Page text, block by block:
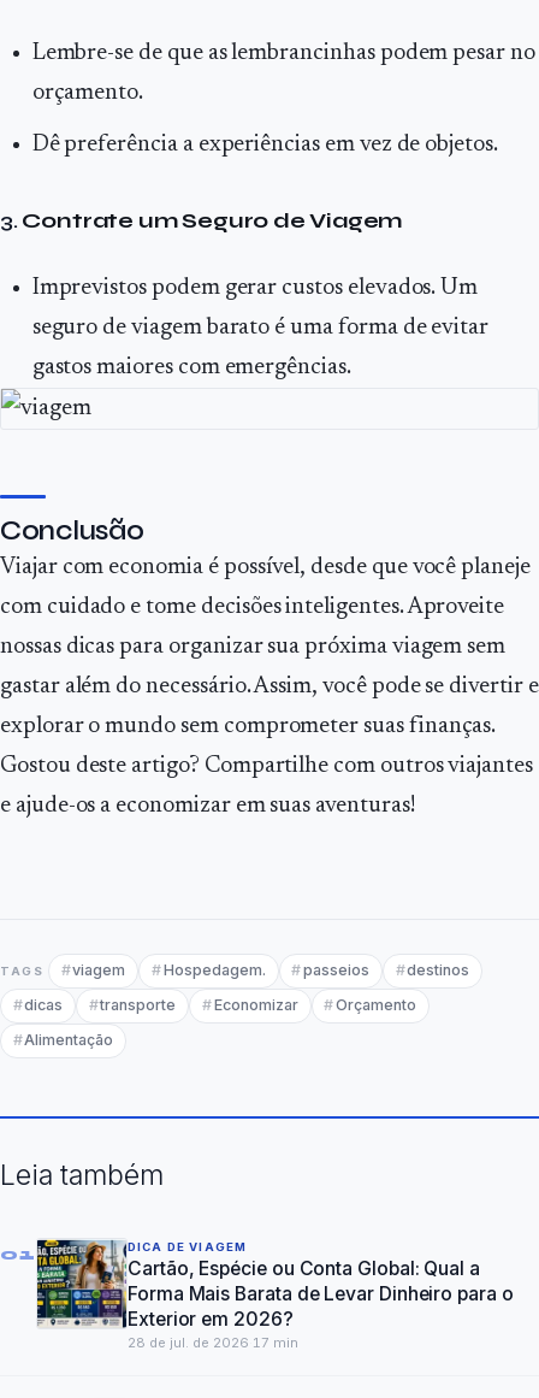
Lembre-se de que as lembrancinhas podem pesar no
orçamento.
Dê preferência a experiências em vez de objetos.
3. Contrate um Seguro de Viagem
Imprevistos podem gerar custos elevados. Um
seguro de viagem barato é uma forma de evitar
gastos maiores com emergências.
Conclusão
Viajar com economia é possível, desde que você planeje
com cuidado e tome decisões inteligentes. Aproveite
nossas dicas para organizar sua próxima viagem sem
gastar além do necessário. Assim, você pode se divertir e
explorar o mundo sem comprometer suas finanças.
Gostou deste artigo? Compartilhe com outros viajantes
e ajude-os a economizar em suas aventuras!
TAGS viagem Hospedagem. passeios
destinos
dicas
transporte Economizar
Orçamento
Alimentação
Leia também
01 DICA DE VIAGEM
Cartão, Espécie ou Conta Global: Qual a
Forma Mais Barata de Levar Dinheiro para o
Exterior em 2026?
28 de jul. de 2026 17 min